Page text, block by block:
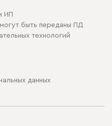
ИП
быть переданы ПД
технологий
данных